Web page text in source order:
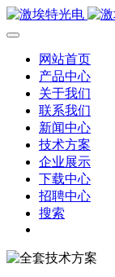
网站首页
产品中心
关于我们
联系我们
新闻中心
技术方案
企业展示
下载中心
招聘中心
搜索